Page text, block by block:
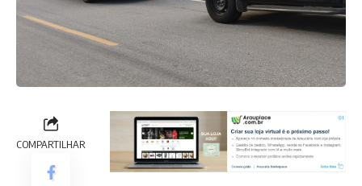
COMPARTILHAR